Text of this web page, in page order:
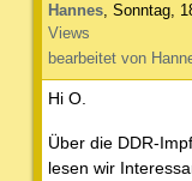
Hannes, Sonntag,
Views
bearbeitet von
Hi O.
Über die DDR-
lesen wir